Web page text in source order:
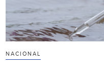
NACIONAL